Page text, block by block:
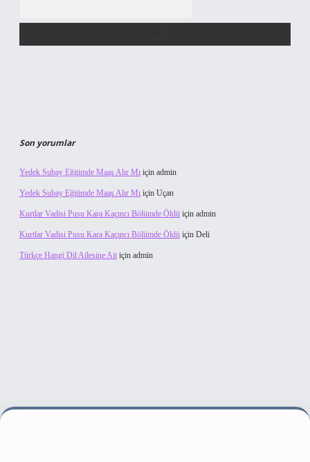
Son yorumlar
Yedek Subay Eğitimde Maaş Alır Mı için admin
Yedek Subay Eğitimde Maaş Alır Mı için Uçan
Kurtlar Vadisi Pusu Kara Kaçıncı Bölümde Öldü için admin
Kurtlar Vadisi Pusu Kara Kaçıncı Bölümde Öldü için Deli
Türkçe Hangi Dil Ailesine Ait için admin
bahis sitesi